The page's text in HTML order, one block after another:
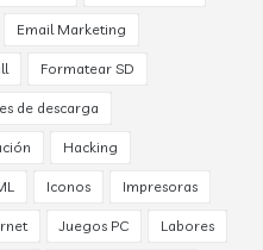
Email Marketing
Formatear SD
de descarga
Hacking
Iconos Impresoras
Juegos PC Labores